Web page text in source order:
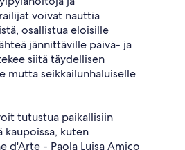
voivat nauttia
osallistua eloisille
jännittäville päivä- ja
siitä täydellisen
mutta seikkailunhaluiselle
tutustua paikallisiin
kaupoissa, kuten
d'Arte - Paola Luisa Amico